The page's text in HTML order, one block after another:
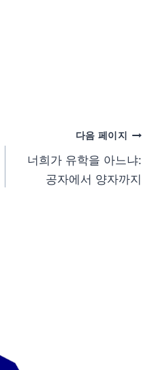
다음 페이지
너희가 유학을 아느냐:
공자에서 양자까지